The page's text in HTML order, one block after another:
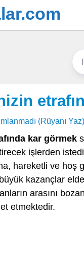
(Rüyanı Yaz)
kar görmek
işlerden
hareketli ve hoş
kazançlar
arasını
etmektedir.